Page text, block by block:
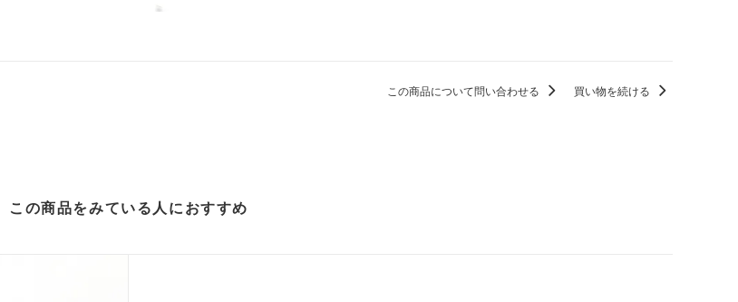
この商品について問い合わせる 買い物を続ける
この商品をみている人に おすすめ